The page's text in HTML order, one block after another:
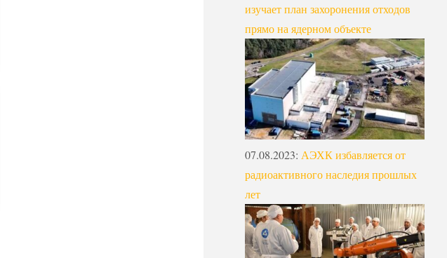
изучает план захоронения отходов
прямо на ядерном объекте
07.08.2023: АЭХК избавляется от
радиоактивного наследия прошлых
лет